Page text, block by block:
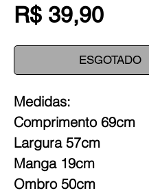
R$ 39,90Preço
ESGOTADO
Medidas:
Comprimento 69cm
Largura 57cm
Manga 19cm
Ombro 50cm